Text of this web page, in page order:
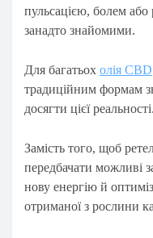
пульсацією, болем або
занадто знайомими.
Для багатьох олія CBD
традиційним формам
досягти цієї реальності.
Замість того, щоб
передбачати можливі
нову енергію й
отриманої з рослини